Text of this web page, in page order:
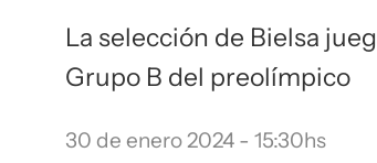
La selección de Bielsa
Grupo B del preolímpico
30 de enero 2024 - 15:30hs